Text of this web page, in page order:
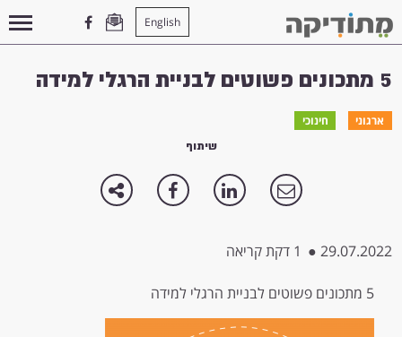
English
>חינוכי>5 מתכונים פשוטים לבניית הרגלי למידה
5 מתכונים פשוטים לבניית הרגלי למידה
ארגוני חינוכי
שיתוף
29.07.2022
● 1 דקת קריאה
5 מתכונים פשוטים לבניית הרגלי למידה